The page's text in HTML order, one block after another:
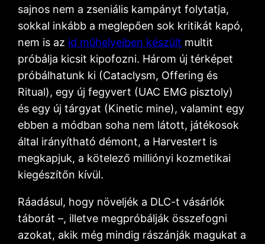
sajnos nem a zseniális kampányt folytatja,
sokkal inkább a meglepően sok kritikát kapó,
nem is az id műhelyeiben készült multit
próbálja kicsit kipofozni. Három új térképet
próbálhatunk ki (Cataclysm, Offering és
Ritual), egy új fegyvert (UAC EMG pisztoly)
és egy új tárgyat (Kinetic mine), valamint egy
ebben a módban soha nem látott, játékosok
által irányítható démont, a Harvestert is
megkapjuk, a kötelező milliónyi kozmetikai
kiegészítőn kívül.
Ráadásul, hogy növeljék a DLC-t vásárlók
táborát –, illetve megpróbálják összefogni
azokat, akik még mindig rászánják magukat a